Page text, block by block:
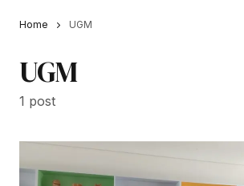
Home UGM
UGM
1 post